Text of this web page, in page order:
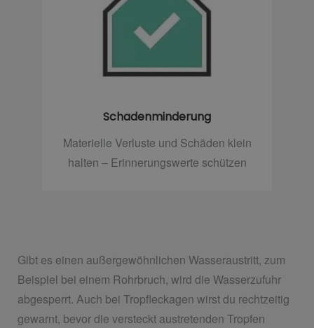
Schadenminderung
Materielle Verluste und Schäden klein
halten – Erinnerungswerte schützen
Gibt es einen außergewöhnlichen Wasseraustritt, zum
Beispiel bei einem Rohrbruch, wird die Wasserzufuhr
abgesperrt. Auch bei Tropfleckagen wirst du rechtzeitig
gewarnt, bevor die versteckt austretenden Tropfen